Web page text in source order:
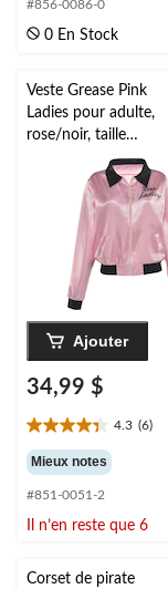
5.
#856-0086-0
0 En Stock
Veste Grease Pink
Ladies pour adulte,
rose/noir, taille
universelle, accessoire
de costume à porter
pour l'Halloween
Ajouter
34,99 $
4.3 (6)
4.3
étoile(s)
sur
5.
6
Mieux notes
#851-0051-2
Il n’en reste que 6
Corset de pirate